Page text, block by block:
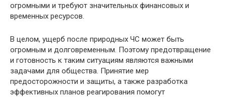
огромными и требуют значительных финансовых и
временных ресурсов.
В целом, ущерб после природных ЧС может быть
огромным и долговременным. Поэтому предотвращение
и готовность к таким ситуациям являются важными
задачами для общества. Принятие мер
предосторожности и защиты, а также разработка
эффективных планов реагирования помогут